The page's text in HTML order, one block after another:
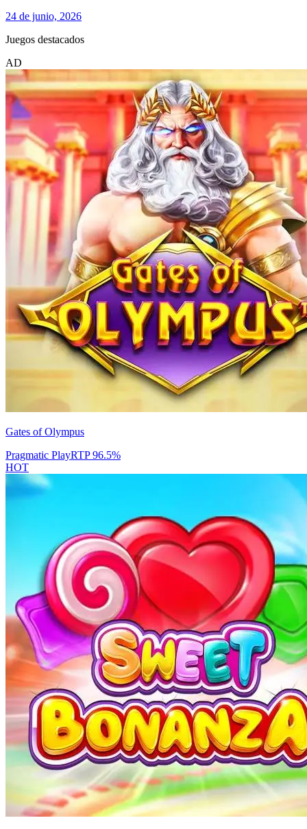
24 de junio, 2026
Juegos destacados
AD
Gates of Olympus
Pragmatic PlayRTP96.5%
HOT